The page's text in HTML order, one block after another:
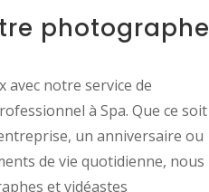
photographe
avec notre service de
à Spa. Que ce soit
un anniversaire ou
de vie quotidienne, nous
et vidéastes